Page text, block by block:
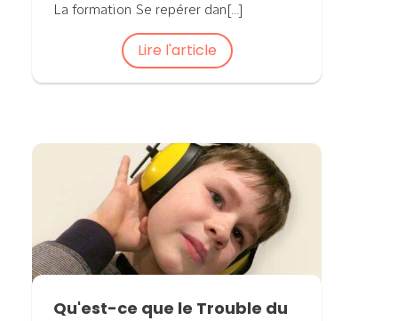
La formation Se repérer dan[...]
Lire l'article
Qu'est-ce que le Trouble du